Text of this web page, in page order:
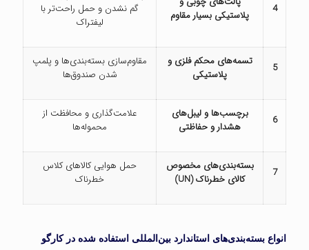
4
پلاستیکی بسیار مقاوم
گم نشدن و حمل راحت‌تر با
لیفتراک
5
تسمه‌های محکم فلزی و
پلاستیکی
مقاوم‌سازی بسته‌بندی‌ها و پلمپ
شدن صندوق‌ها
6
برچسب‌ها و لیبل‌های
هشدار و حفاظتی
علامت‌گذاری و محافظت از
محموله‌ها
7
بسته‌بندی‌های مخصوص
کالای خطرناک(UN)
حمل هوایی کالاهای کلاس
خطرناک
انواع بسته‌بندی‌های استاندارد بین‌المللی استفاده شده در کارگو